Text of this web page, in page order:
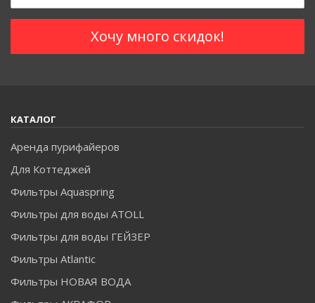
КАТАЛОГ
Аренда пурифайеров
Для Коттеджей
Фильтры Aquaspring
Фильтры для воды ATOLL
Фильтры для воды ГЕЙЗЕР
Фильтры Atlantic
Фильтры НОВАЯ ВОДА